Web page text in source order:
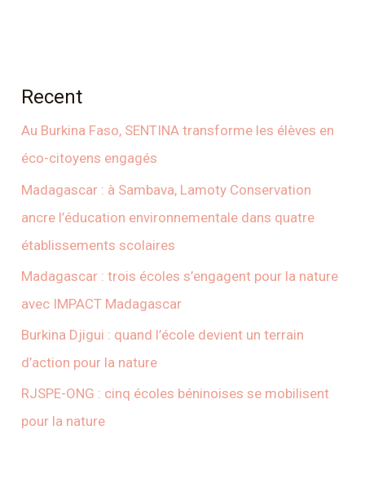
Recent
Au Burkina Faso, SENTINA transforme les élèves en
éco-citoyens engagés
Madagascar : à Sambava, Lamoty Conservation
ancre l’éducation environnementale dans quatre
établissements scolaires
Madagascar : trois écoles s’engagent pour la nature
avec IMPACT Madagascar
Burkina Djigui : quand l’école devient un terrain
d’action pour la nature
RJSPE-ONG : cinq écoles béninoises se mobilisent
pour la nature